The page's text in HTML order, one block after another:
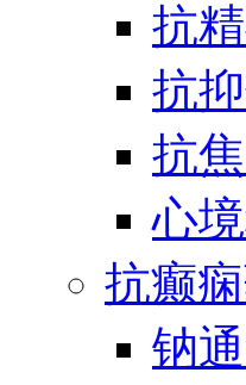
抗
抗
抗
心
抗癫
钠